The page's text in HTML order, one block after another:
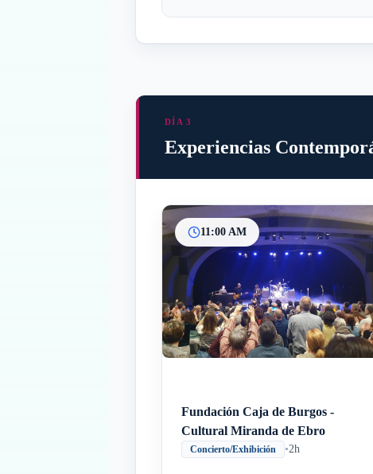
DÍA 3
Experiencias
11:00 AM
Fundación Caja de Burgos -
Cultural Miranda de Ebro
Concierto/Exhibición •2h